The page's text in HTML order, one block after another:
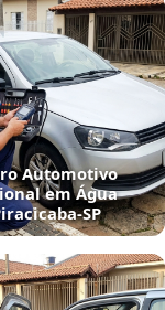
Automotivo
em Água